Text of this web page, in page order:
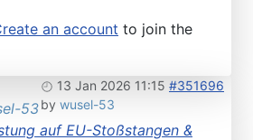
an account to join the
13 Jan 2026 11:15 #351696
by wusel-53
53
auf EU-Stoßstangen &